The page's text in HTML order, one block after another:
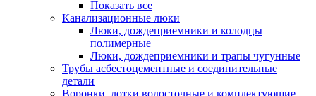
Показать все
Канализационные люки
Люки, дождеприемники и колодцы
полимерные
Люки, дождеприемники и трапы чугунные
Трубы асбестоцементные и соединительные
детали
Воронки, лотки водосточные и комплектующие